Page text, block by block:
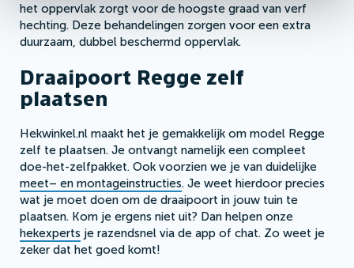
het oppervlak zorgt voor de hoogste graad van verf
hechting. Deze behandelingen zorgen voor een extra
duurzaam, dubbel beschermd oppervlak.
Draaipoort Regge zelf
plaatsen
Hekwinkel.nl maakt het je gemakkelijk om model Regge
zelf te plaatsen. Je ontvangt namelijk een compleet
doe-het-zelfpakket. Ook voorzien we je van duidelijke
meet– en montageinstructies. Je weet hierdoor precies
wat je moet doen om de draaipoort in jouw tuin te
plaatsen. Kom je ergens niet uit? Dan helpen onze
hekexperts je razendsnel via de app of chat. Zo weet je
zeker dat het goed komt!